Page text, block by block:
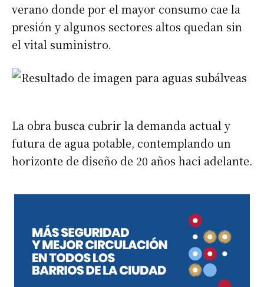
verano donde por el mayor consumo cae la
presión y algunos sectores altos quedan sin
el vital suministro.
La obra busca cubrir la demanda actual y
futura de agua potable, contemplando un
horizonte de diseño de 20 años haci adelante.